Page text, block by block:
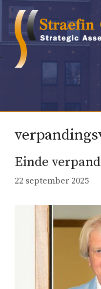
Ga
naar
inhoud
.
Einde
22 september 2025